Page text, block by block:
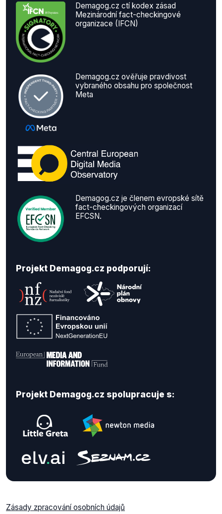
Demagog.cz ctí kodex zásad
Mezinárodní fact-checkingové
organizace (IFCN)
Demagog.cz ověřuje pravdivost
vybraného obsahu pro společnost
Meta
Demagog.cz je členem evropské sítě
fact-checkingových organizací
EFCSN.
Projekt Demagog.cz podporují:
Projekt Demagog.cz spolupracuje s:
Zásady zpracování osobních údajů